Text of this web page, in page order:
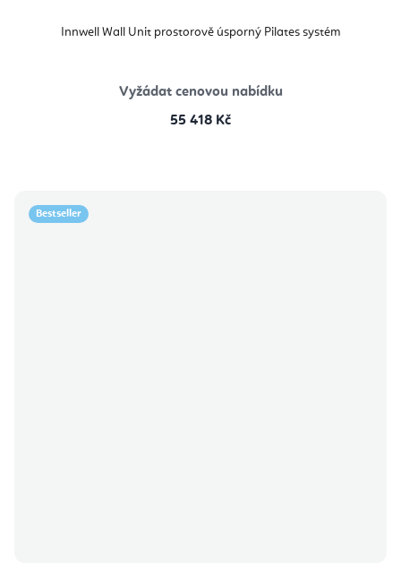
Innwell Wall Unit prostorově úsporný Pilates systém
Vyžádat cenovou nabídku
55 418 Kč
Bestseller